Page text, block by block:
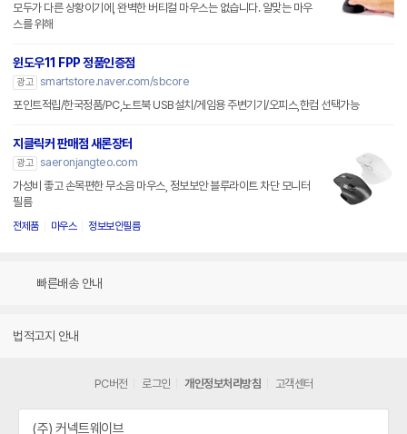
모두가 다른 상황이기에, 완벽한 버티컬 마우스는 없습니다. 알맞는 마우
스를 위해
윈도우11 FPP 정품인증점
광고 smartstore.naver.com/sbcore
포인트적립/한국정품/PC,노트북 USB설치/게임용 주변기기/오피스,한컴 선택가능
지클릭커 판매점 새론장터
광고 saeronjangteo.com
가성비 좋고 손목편한 무소음 마우스, 정보보안 블루라이트 차단 모니터
필름
전제품 마우스 정보보안필름
빠른배송 안내
법적고지 안내
PC버전 로그인 개인정보처리방침 고객센터
(주) 커넥트웨이브